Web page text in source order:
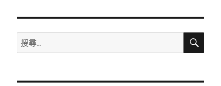
搜
尋
鍵
搜